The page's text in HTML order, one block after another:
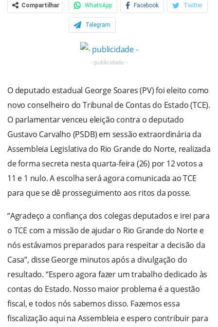
Compartilhar WhatsApp Facebook Twitter
Telegram
- publicidade -
O deputado estadual George Soares (PV) foi eleito como
novo conselheiro do Tribunal de Contas do Estado (TCE).
O parlamentar venceu eleição contra o deputado
Gustavo Carvalho (PSDB) em sessão extraordinária da
Assembleia Legislativa do Rio Grande do Norte, realizada
de forma secreta nesta quarta-feira (26) por 12 votos a
11 e 1 nulo. A escolha será agora comunicada ao TCE
para que se dê prosseguimento aos ritos da posse.
“Agradeço a confiança dos colegas deputados e irei para
o TCE com a missão de ajudar o Rio Grande do Norte e
nós estávamos preparados para respeitar a decisão da
Casa”, disse George minutos após a divulgação do
resultado. “Espero agora fazer um trabalho dedicado às
contas do Estado. Nosso maior problema é a questão
fiscal, e todos nós sabemos disso. Fazemos essa
fiscalização aqui na Assembleia e espero contribuir para